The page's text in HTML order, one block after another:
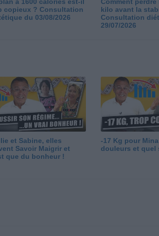
copieux ? Consultation
du 03/08/2026
kilo avant la
Consultation
29/07/2026
et Sabine, elles
Savoir Maigrir et
que du bonheur !
-17 Kg pour
douleurs et quel